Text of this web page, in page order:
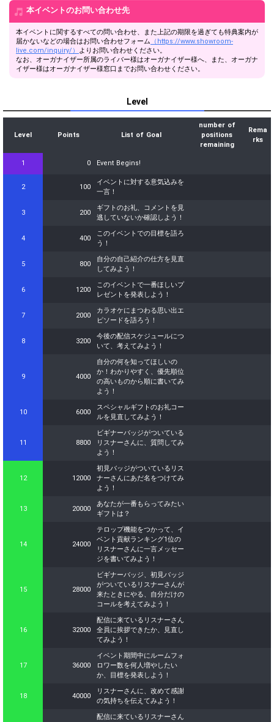
本イベントのお問い合わせ先
本イベントに関するすべての問い合わせ、また上記の期限を過ぎても特典案内が
届かないなどの場合はお問い合わせフォーム （https://www.showroom-
live.com/inquiry/） よりお問い合わせください。
なお、オーガナイザー所属のライバー様はオーガナイザー様へ、また、オーガナ
イザー様はオーガナイザー様窓口までお問い合わせください。
Level
Level Points List of Goal
number of
positions
remaining
Rema
rks
1 0 Event Begins!
2 100
イベントに対する意気込みを
一言！
3 200
ギフトのお礼、コメントを見
逃していないか確認しよう！
4 400
このイベントでの目標を語ろ
う！
5 800
自分の自己紹介の仕方を見直
してみよう！
6 1200
このイベントで一番ほしいプ
レゼントを発表しよう！
7 2000
カラオケにまつわる思い出エ
ピソードを語ろう！
8 3200
今後の配信スケジュールにつ
いて、考えてみよう！
9 4000
自分の何を知ってほしいの
か！わかりやすく、優先順位
の高いものから順に書いてみ
よう！
10 6000
スペシャルギフトのお礼コー
ルを見直してみよう！
11 8800
ビギナーバッジがついている
リスナーさんに、質問してみ
よう！
12 12000
初見バッジがついているリス
ナーさんにあだ名をつけてみ
よう！
13 20000
あなたが一番もらってみたい
ギフトは？
14 24000
テロップ機能をつかって、イ
ベント貢献ランキング1位の
リスナーさんに一言メッセー
ジを書いてみよう！
15 28000
ビギナーバッジ、初見バッジ
がついているリスナーさんが
来たときにやる、自分だけの
コールを考えてみよう！
16 32000
配信に来ているリスナーさん
全員に挨拶できたか、見直し
てみよう！
17 36000
イベント期間中にルームフォ
ロワー数を何人増やしたい
か、目標を発表しよう！
18 40000
リスナーさんに、改めて感謝
の気持ちを伝えてみよう！
配信に来ているリスナーさん